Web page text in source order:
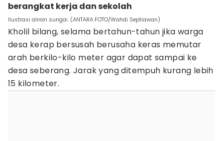
berangkat kerja dan sekolah
Ilustrasi aliran sungai. (ANTARA FOTO/Wahdi Septiawan)
Kholil bilang, selama bertahun-tahun jika warga
desa kerap bersusah berusaha keras memutar
arah berkilo-kilo meter agar dapat sampai ke
desa seberang. Jarak yang ditempuh kurang lebih
15 kilometer.